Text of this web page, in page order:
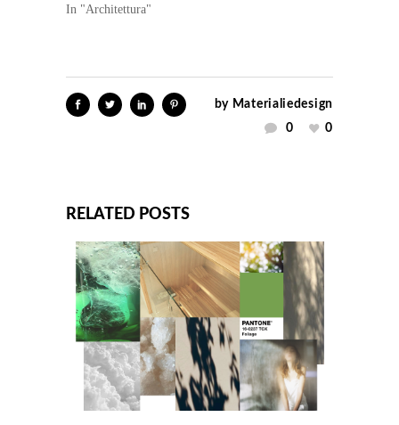
In "Architettura"
by Materialiedesign
0
0
RELATED POSTS